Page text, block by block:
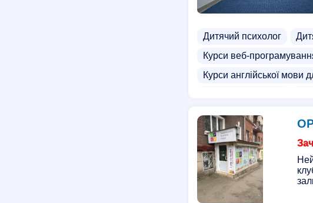
Дитячий психолог
Курси веб-
Курси англійської мови
Кулінарні курси для дітей
Приватні школи
Школи
Підготовка до
Бокс для дітей
Екскурсії для дітей